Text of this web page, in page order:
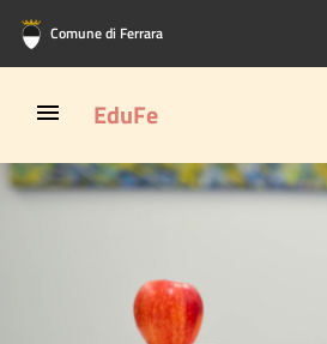
Vai al contenuto principale
Vai al footer
Comune di Ferrara
EduFe